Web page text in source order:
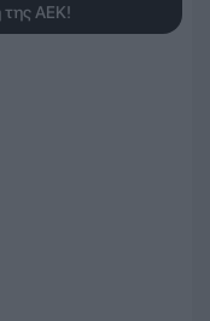
της ΑΕΚ!